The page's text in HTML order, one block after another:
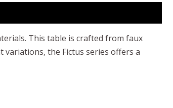
This table is crafted from faux
the Fictus series offers a